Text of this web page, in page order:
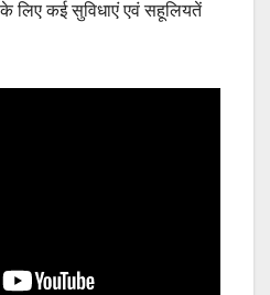
लिए कई सुविधाएं एवं सहूलियतें